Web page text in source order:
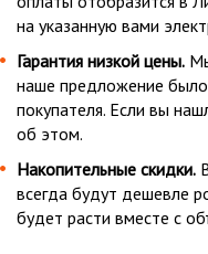
на указанную вами
Гарантия низкой цены.
наше предложение
покупателя. Если вы
об этом.
Накопительные скидки.
всегда будут дешевле
будет расти вместе с